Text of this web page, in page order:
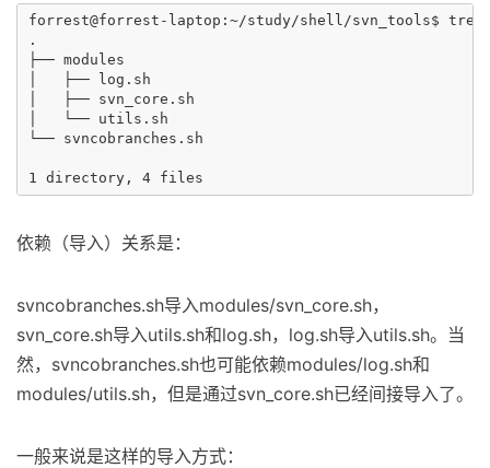
forrest@forrest-laptop:~/study/shell/svn_tools$
.
├── modules
│   ├── log.sh
│   ├── svn_core.sh
│   └── utils.sh
└── svncobranches.sh
依赖（导入）关系是：
svncobranches.sh导入modules/svn_core.sh，
svn_core.sh导入utils.sh和log.sh，log.sh导入utils.sh。当
然，svncobranches.sh也可能依赖modules/log.sh和
modules/utils.sh，但是通过svn_core.sh已经间接导入了。
一般来说是这样的导入方式：